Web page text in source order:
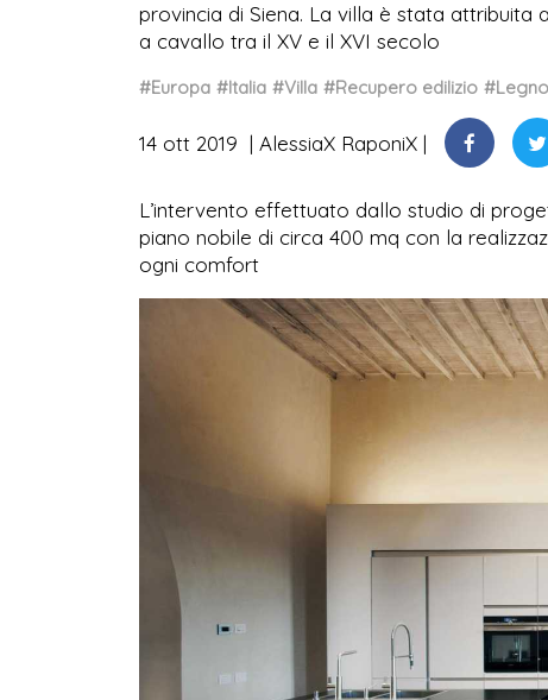
provincia di Siena. La villa è stata attribuita
a cavallo tra il XV e il XVI secolo
#Europa #Italia #Villa #Recupero edilizio #Legno
14 ott 2019 AlessiaX RaponiX
L’intervento effettuato dallo studio di
piano nobile di circa 400 mq con la
ogni comfort